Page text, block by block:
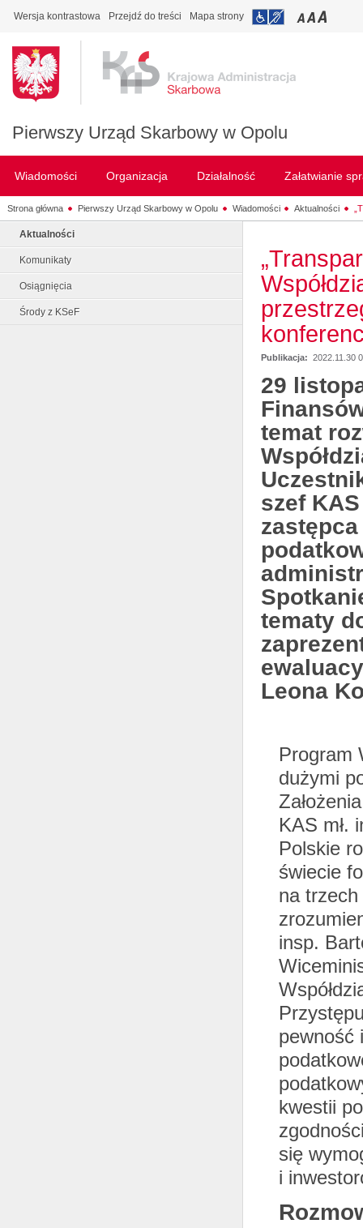
Wersja kontrastowa Przejdź do treści Mapa strony
Pierwszy Urząd Skarbowy w Opolu
Wiadomości Organizacja Działalność Załatwianie
Strona główna Pierwszy Urząd Skarbowy w Opolu Wiadomości Aktualności
Aktualności
Komunikaty
Osiągnięcia
Środy z KSeF
Publikacja: 2022.11.30
29
temat
szef
tematy
Leona
Program
dużymi
KAS mł.
Polskie
świecie
na
insp.
pewność
kwestii
się
i